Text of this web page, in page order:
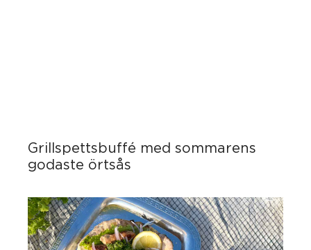
Grillspettsbuffé med sommarens
godaste örtsås